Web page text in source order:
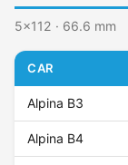
5x112 · 66.6 mm
CAR
Alpina B3
Alpina B4